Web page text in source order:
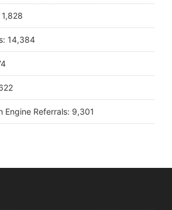
1,828
14,384
Engine Referrals: 9,301